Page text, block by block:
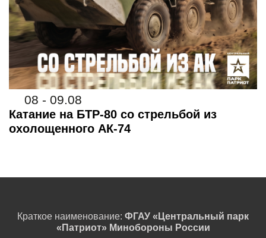
08 - 09.08
Катание на БТР-80 со стрельбой из
охолощенного АК-74
Краткое наименование: ФГАУ «Центральный парк
«Патриот» Минобороны России